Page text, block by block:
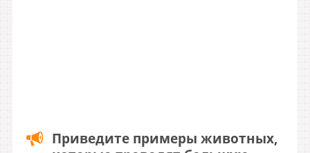
Приведите примеры животных,